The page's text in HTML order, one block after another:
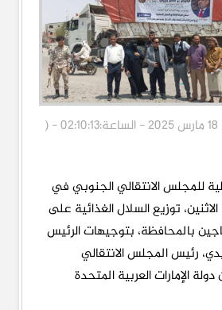
تاريخ النشر: الثلاثاء 18 مارس 2025 - الساعة:02:10:13 - (
للمجلس الانتقالي الجنوبي في
توزيع السلال الغذائية على
بالمحافظة، بتوجيهات الرئيس
رئيس المجلس الانتقالي
الإمارات العربية المتحدة